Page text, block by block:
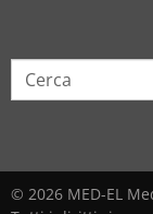
© 2026 MED-EL